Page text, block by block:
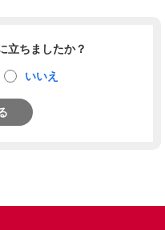
立ちましたか？
いいえ